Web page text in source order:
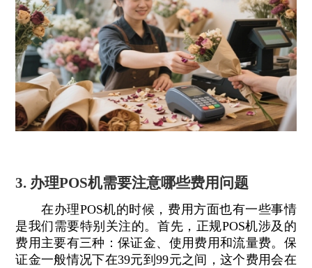
3. 办理POS机需要注意哪些费用问题
在办理POS机的时候，费用方面也有一些事情
是我们需要特别关注的。首先，正规POS机涉及的
费用主要有三种：保证金、使用费用和流量费。保
证金一般情况下在39元到99元之间，这个费用会在